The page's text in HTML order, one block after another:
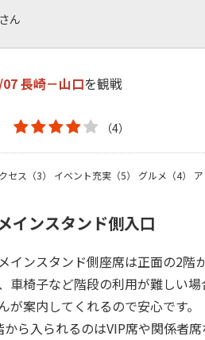
さん
長崎－山口を観戦
（4）
セス（3） イベント充実（5） グルメ（4）
インスタンド側入口
インスタンド側座席は正面の2階
車椅子など階段の利用が難しい場
が案内してくれるので安心です。
ら入られるのはVIP席や関係者